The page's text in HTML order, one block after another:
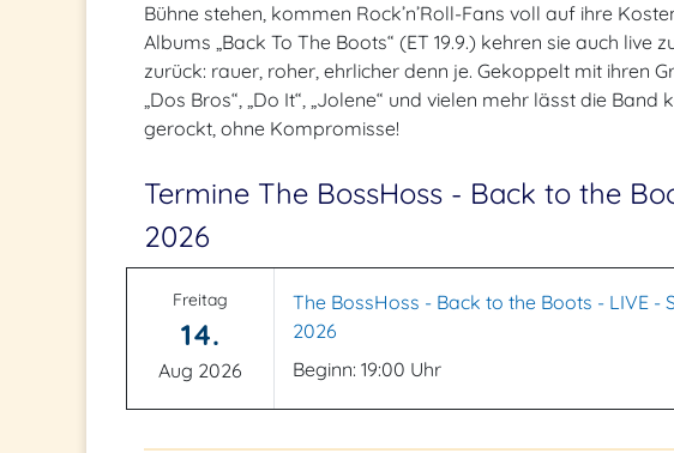
Bühne stehen, kommen Rock’n’Roll-Fans voll auf ihre
Albums „Back To The Boots“ (ET 19.9.) kehren sie auch live
zurück: rauer, roher, ehrlicher denn je. Gekoppelt mit ihren
„Dos Bros“, „Do It“, „Jolene“ und vielen mehr lässt die
gerockt, ohne Kompromisse!
Termine The BossHoss - Back to the
2026
Freitag
14.
Aug 2026
The BossHoss - Back to the Boots - LIVE -
2026
Beginn: 19:00 Uhr